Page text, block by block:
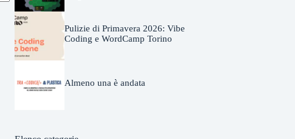
Pulizie di Primavera 2026: Vibe
Coding e WordCamp Torino
Almeno una è andata